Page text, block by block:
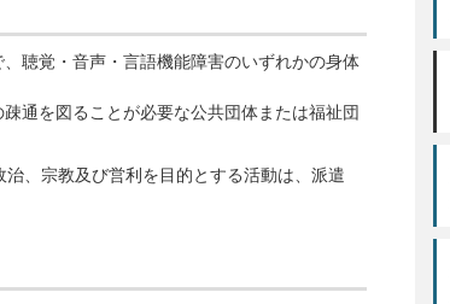
聴覚・音声・言語機能障害のいずれかの身体
通を図ることが必要な公共団体または福祉団
、宗教及び営利を目的とする活動は、派遣